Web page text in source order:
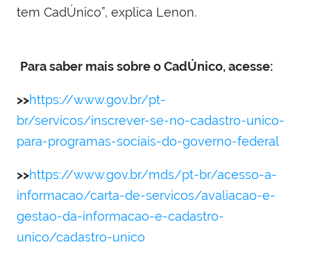
tem CadÚnico”, explica Lenon.
Para saber mais sobre o CadÚnico, acesse:
>>https://www.gov.br/pt-
br/servicos/inscrever-se-no-cadastro-unico-
para-programas-sociais-do-governo-federal
>>https://www.gov.br/mds/pt-br/acesso-a-
informacao/carta-de-servicos/avaliacao-e-
gestao-da-informacao-e-cadastro-
unico/cadastro-unico